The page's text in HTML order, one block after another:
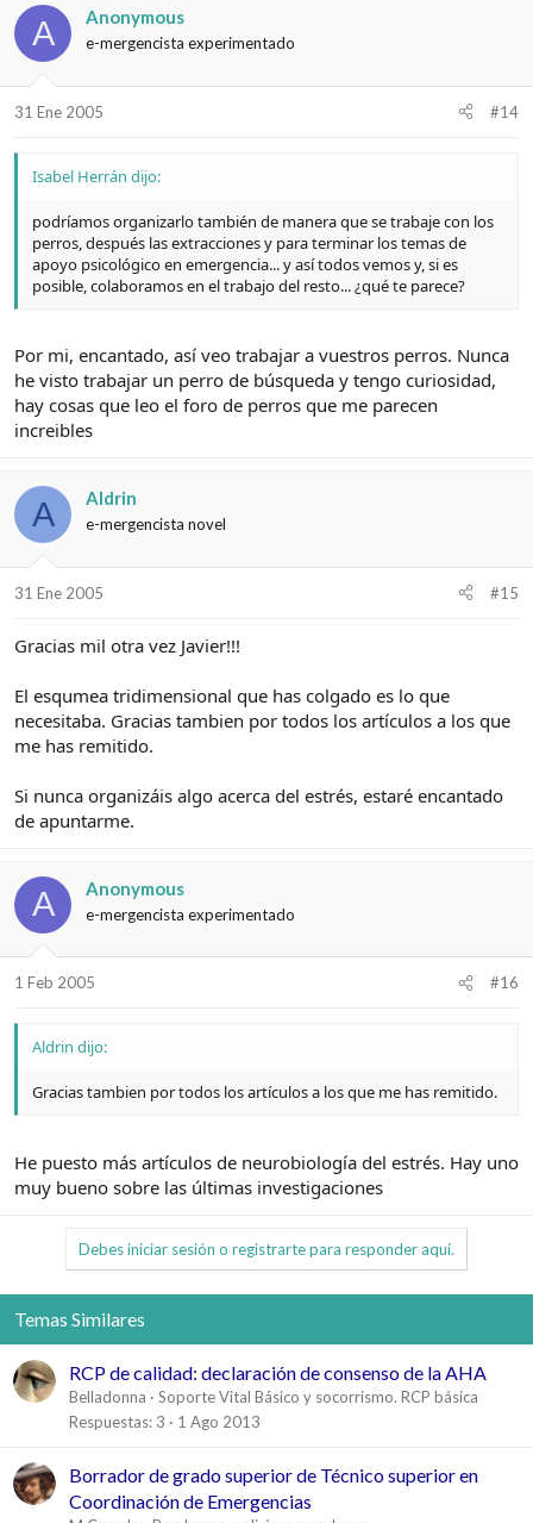
A Anonymous
e-mergencista experimentado
31 Ene 2005 #14
Isabel Herrán dijo:
podríamos organizarlo también de manera que se trabaje con los
perros, después las extracciones y para terminar los temas de
apoyo psicológico en emergencia... y así todos vemos y, si es
posible, colaboramos en el trabajo del resto... ¿qué te parece?
Por mi, encantado, así veo trabajar a vuestros perros. Nunca
he visto trabajar un perro de búsqueda y tengo curiosidad,
hay cosas que leo el foro de perros que me parecen
increibles
A Aldrin
e-mergencista novel
31 Ene 2005 #15
Gracias mil otra vez Javier!!!
El esqumea tridimensional que has colgado es lo que
necesitaba. Gracias tambien por todos los artículos a los que
me has remitido.
Si nunca organizáis algo acerca del estrés, estaré encantado
de apuntarme.
A Anonymous
e-mergencista experimentado
1 Feb 2005 #16
Aldrin dijo:
Gracias tambien por todos los artículos a los que me has remitido.
He puesto más artículos de neurobiología del estrés. Hay uno
muy bueno sobre las últimas investigaciones
Debes iniciar sesión o registrarte para responder aquí.
Temas Similares
RCP de calidad: declaración de consenso de la AHA
Belladonna
Soporte Vital Básico y socorrismo. RCP básica
Respuestas 3 1 Ago 2013
Borrador de grado superior de Técnico superior en
Coordinación de Emergencias